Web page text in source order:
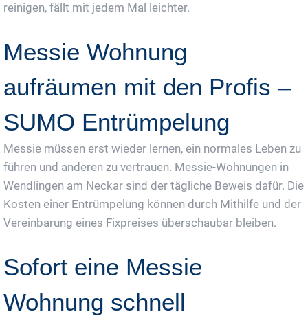
reinigen, fällt mit jedem Mal leichter.
Messie Wohnung
aufräumen mit den Profis –
SUMO Entrümpelung
Messie müssen erst wieder lernen, ein normales Leben zu
führen und anderen zu vertrauen. Messie-Wohnungen in
Wendlingen am Neckar sind der tägliche Beweis dafür. Die
Kosten einer Entrümpelung können durch Mithilfe und der
Vereinbarung eines Fixpreises überschaubar bleiben.
Sofort eine Messie
Wohnung schnell